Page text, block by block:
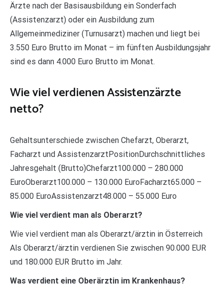
Ärzte nach der Basisausbildung ein Sonderfach
(Assistenzarzt) oder ein Ausbildung zum
Allgemeinmediziner (Turnusarzt) machen und liegt bei
3.550 Euro Brutto im Monat – im fünften Ausbildungsjahr
sind es dann 4.000 Euro Brutto im Monat.
Wie viel verdienen Assistenzärzte
netto?
Gehaltsunterschiede zwischen Chefarzt, Oberarzt,
Facharzt und AssistenzarztPositionDurchschnittliches
Jahresgehalt (Brutto)Chefarzt100.000 – 280.000
EuroOberarzt100.000 – 130.000 EuroFacharzt65.000 –
85.000 EuroAssistenzarzt48.000 – 55.000 Euro
Wie viel verdient man als Oberarzt?
Wie viel verdient man als Oberarzt/ärztin in Österreich
Als Oberarzt/ärztin verdienen Sie zwischen 90.000 EUR
und 180.000 EUR Brutto im Jahr.
Was verdient eine Oberärztin im Krankenhaus?